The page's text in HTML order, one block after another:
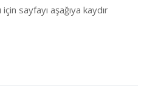
sayfayı aşağıya kaydır